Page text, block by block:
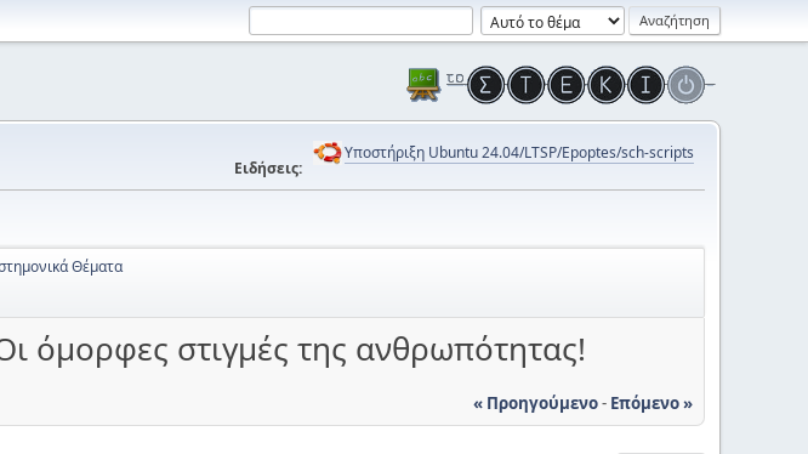
Ειδήσεις:
Υποστήριξη Ubuntu 24.04/LTSP/Epoptes/sch-scripts
Θέματα
όμορφες στιγμές της ανθρωπότητας!
« Προηγούμενο- Επόμενο »